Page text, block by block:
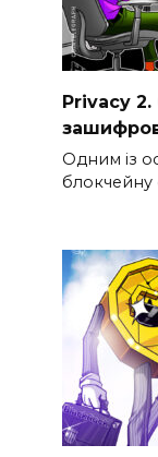
Privacy
Одним із
блокчейну